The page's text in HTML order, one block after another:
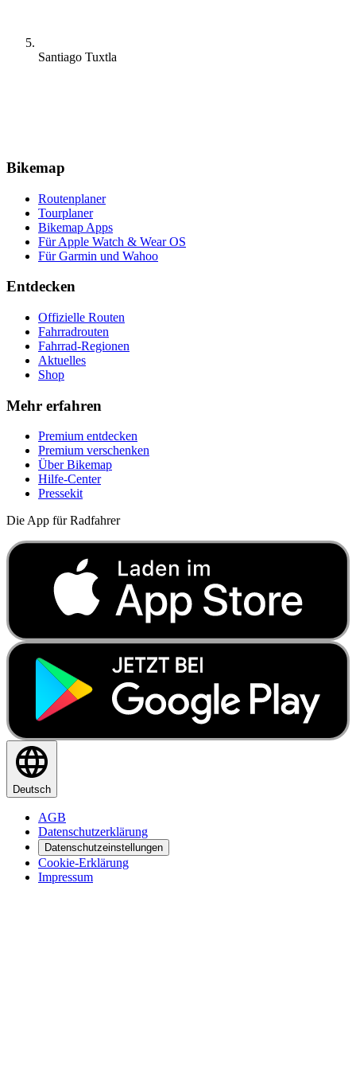
Santiago Tuxtla
Bikemap
Routenplaner
Tourplaner
Bikemap Apps
Für Apple Watch & Wear OS
Für Garmin und Wahoo
Entdecken
Offizielle Routen
Fahrradrouten
Fahrrad-Regionen
Aktuelles
Shop
Mehr erfahren
Premium entdecken
Premium verschenken
Über Bikemap
Hilfe-Center
Pressekit
Die App für Radfahrer
Deutsch
AGB
Datenschutzerklärung
Datenschutzeinstellungen
Cookie-Erklärung
Impressum